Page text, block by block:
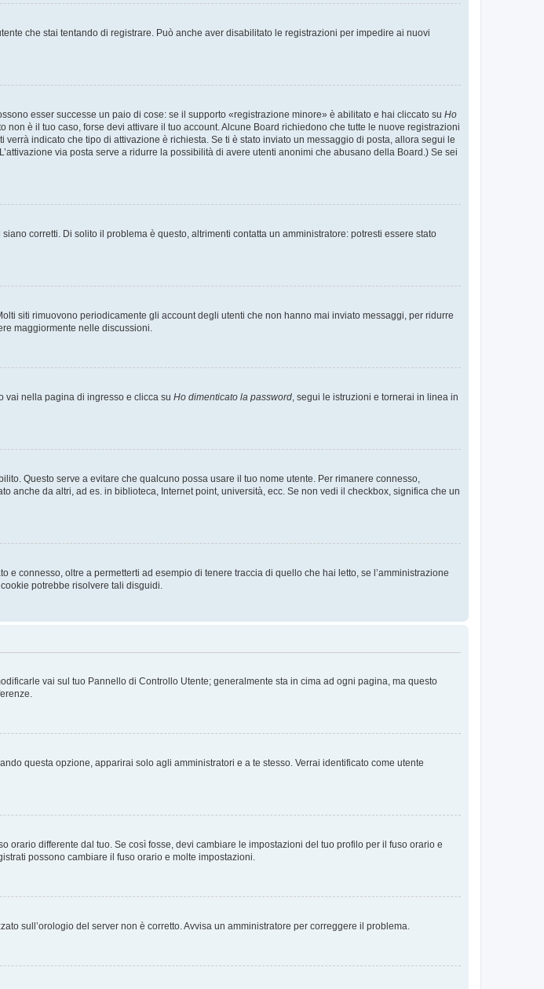
che stai tentando di registrare. Può anche aver disabilitato le registrazioni per impedire ai nuovi
esser successe un paio di cose: se il supporto «registrazione minore» è abilitato e hai cliccato su Ho
è il tuo caso, forse devi attivare il tuo account. Alcune Board richiedono che tutte le nuove registrazioni
indicato che tipo di attivazione è richiesta. Se ti è stato inviato un messaggio di posta, allora segui le
via posta serve a ridurre la possibilità di avere utenti anonimi che abusano della Board.) Se sei
corretti. Di solito il problema è questo, altrimenti contatta un amministratore: potresti essere stato
siti rimuovono periodicamente gli account degli utenti che non hanno mai inviato messaggi, per ridurre
maggiormente nelle discussioni.
vai nella pagina di ingresso e clicca su Ho dimenticato la password, segui le istruzioni e tornerai in linea in
Questo serve a evitare che qualcuno possa usare il tuo nome utente. Per rimanere connesso,
anche da altri, ad es. in biblioteca, Internet point, università, ecc. Se non vedi il checkbox, significa che un
connesso, oltre a permetterti ad esempio di tenere traccia di quello che hai letto, se l’amministrazione
potrebbe risolvere tali disguidi.
vai sul tuo Pannello di Controllo Utente; generalmente sta in cima ad ogni pagina, ma questo
questa opzione, apparirai solo agli amministratori e a te stesso. Verrai identificato come utente
orario differente dal tuo. Se così fosse, devi cambiare le impostazioni del tuo profilo per il fuso orario e
possono cambiare il fuso orario e molte impostazioni.
sull’orologio del server non è corretto. Avvisa un amministratore per correggere il problema.